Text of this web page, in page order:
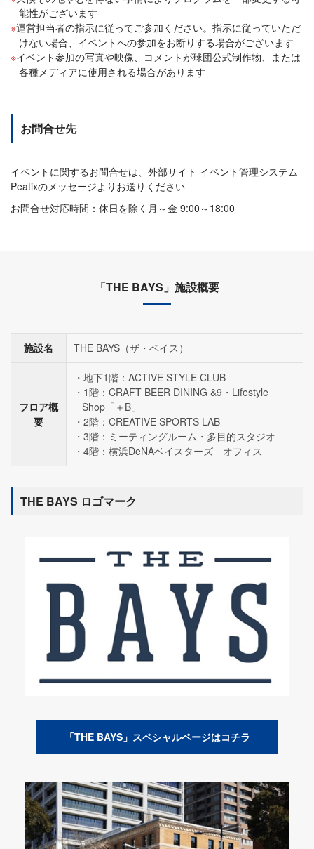
能性がございます
運営担当者の指示に従ってご参加ください。指示に従っていただ
けない場合、イベントへの参加をお断りする場合がございます
イベント参加の写真や映像、コメントが球団公式制作物、または
各種メディアに使用される場合があります
お問合せ先
イベントに関するお問合せは、外部サイト イベント管理システム
Peatixのメッセージよりお送りください
お問合せ対応時間：休日を除く月～金 9:00～18:00
「THE BAYS」施設概要
施設名 THE BAYS（ザ・ベイス）
フロア概
要
地下1階：ACTIVE STYLE CLUB
1階：CRAFT BEER DINING &9・Lifestyle
Shop「＋B」
2階：CREATIVE SPORTS LAB
3階：ミーティングルーム・多目的スタジオ
4階：横浜DeNAベイスターズ オフィス
THE BAYS ロゴマーク
「THE BAYS」スペシャルページはコチラ